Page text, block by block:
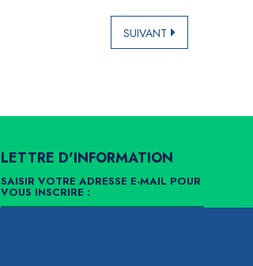
SUIVANT
LETTRE D'INFORMATION
SAISIR VOTRE ADRESSE E-MAIL POUR
VOUS INSCRIRE :